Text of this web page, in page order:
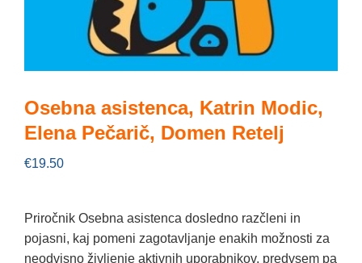
Osebna asistenca, Katrin Modic,
Elena Pečarič, Domen Retelj
€19.50
Priročnik Osebna asistenca dosledno razčleni in
pojasni, kaj pomeni zagotavljanje enakih možnosti za
neodvisno življenje aktivnih uporabnikov, predvsem pa